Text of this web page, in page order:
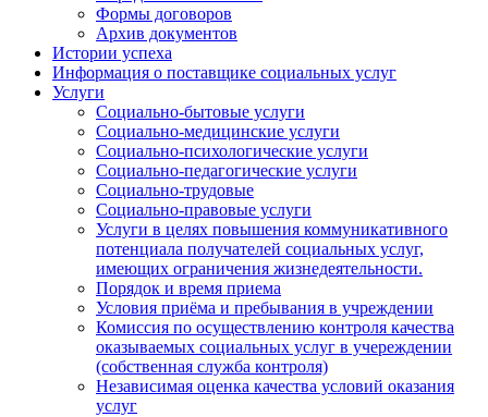
Формы договоров
Архив документов
Истории успеха
Информация о поставщике социальных услуг
Услуги
Социально-бытовые услуги
Социально-медицинские услуги
Социально-психологические услуги
Социально-педагогические услуги
Социально-трудовые
Социально-правовые услуги
Услуги в целях повышения коммуникативного
потенциала получателей социальных услуг,
имеющих ограничения жизнедеятельности.
Порядок и время приема
Условия приёма и пребывания в учреждении
Комиссия по осуществлению контроля качества
оказываемых социальных услуг в учереждении
(собственная служба контроля)
Независимая оценка качества условий оказания
услуг